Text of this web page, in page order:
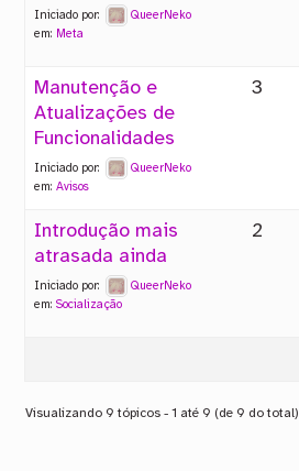
Iniciado por:
QueerNeko
em: Meta
Manutenção e
Atualizações de
Funcionalidades
Iniciado por:
QueerNeko
em:Avisos
3
Introdução mais
atrasada ainda
Iniciado por:
QueerNeko
em:Socialização
2
Visualizando 9 tópicos - 1 até 9 (de 9 do total)